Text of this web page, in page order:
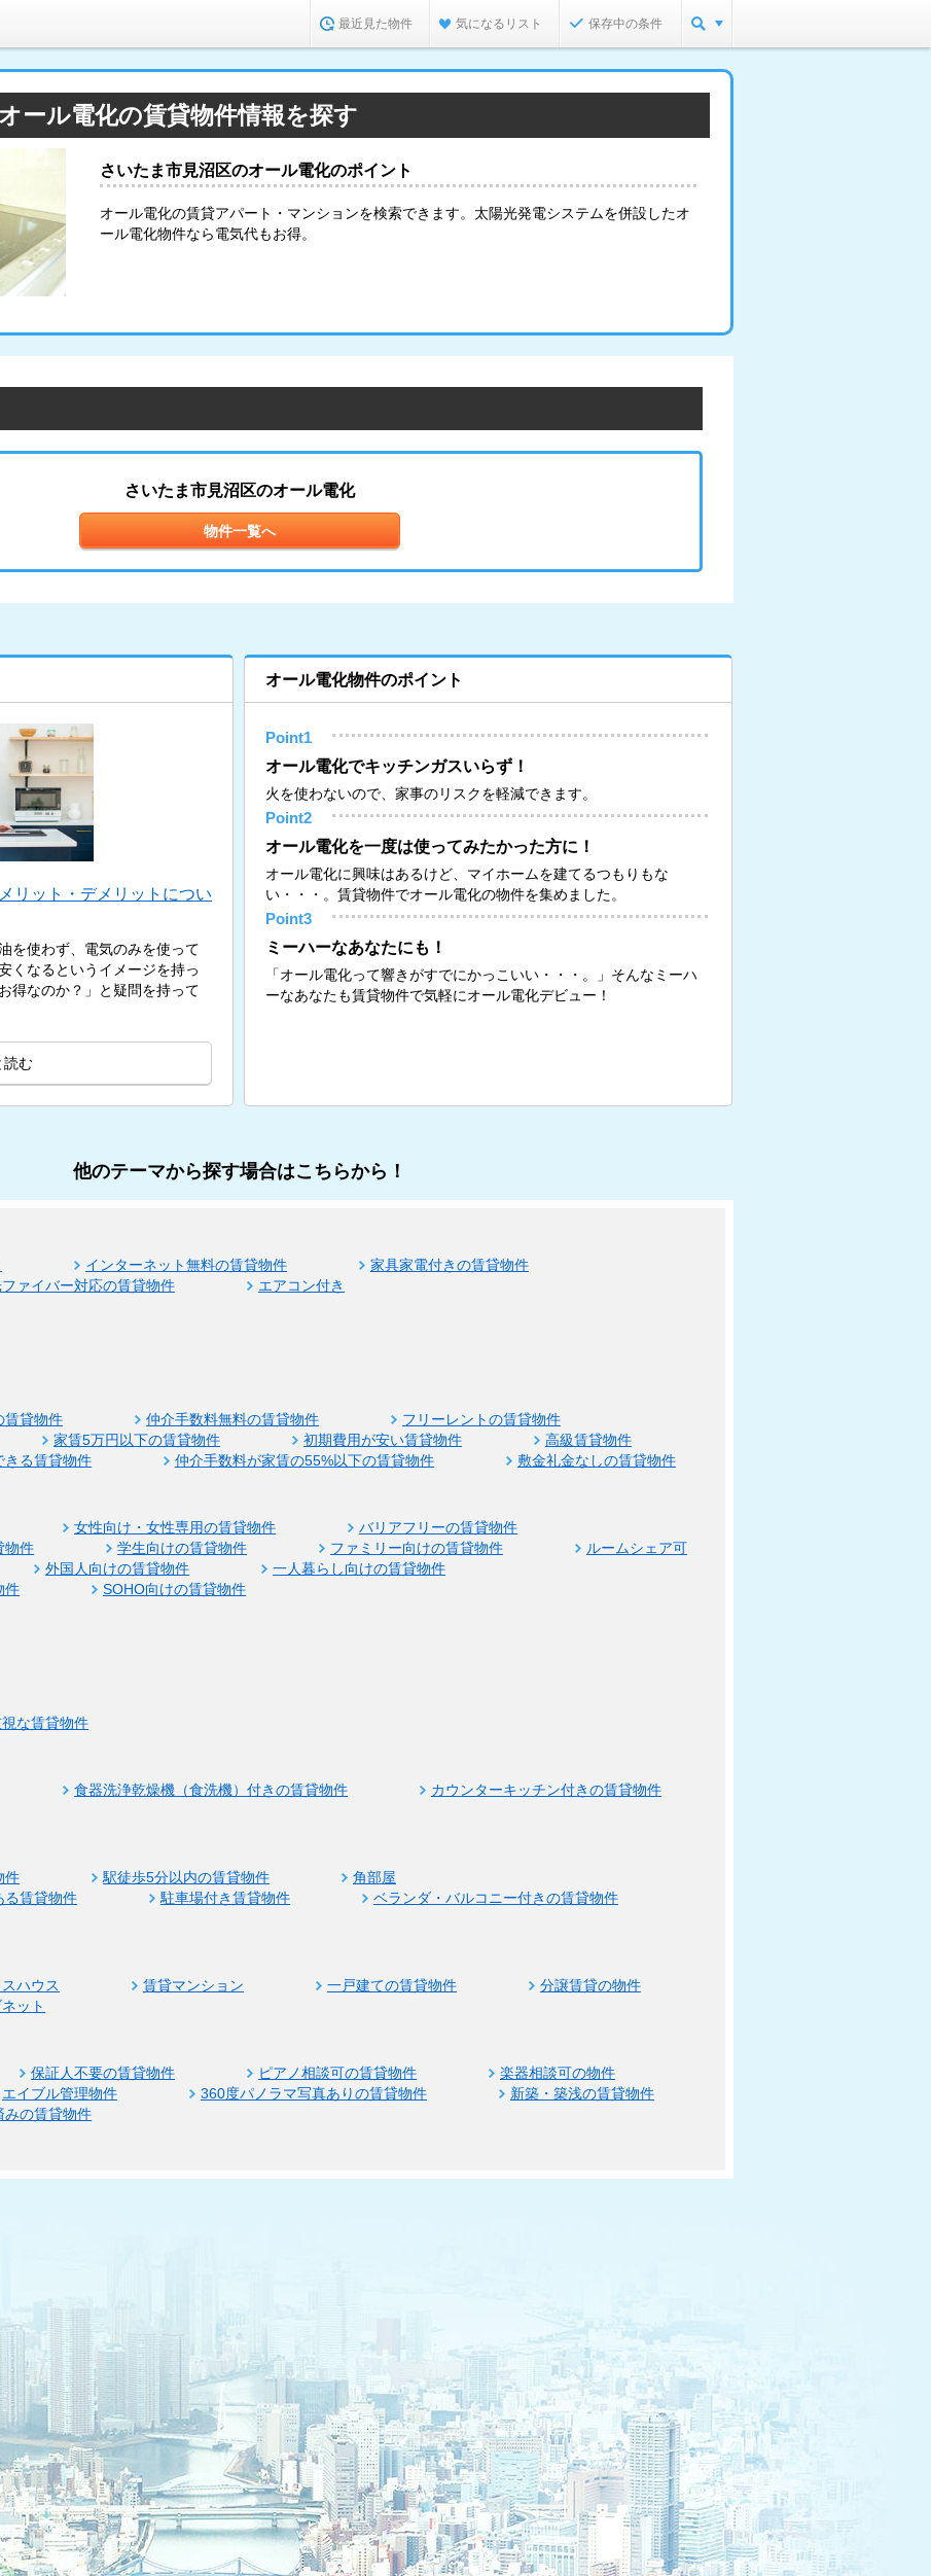
最近見た物件 気になるリスト 保存中の条件
ール電化の賃貸物件情報を探す
さいたま市見沼区のオール電化のポイント
オール電化の賃貸アパート・マンションを検索できます。太陽光発電システムを併設したオ
ール電化物件なら電気代もお得。
さいたま市見沼区のオール電化
物件一覧へ
リット・デメリットについ
を使わず、電気のみを使って
くなるというイメージを持っ
得なのか？」と疑問を持って
読む
オール電化物件のポイント
Point1
オール電化でキッチンガスいらず！
火を使わないので、家事のリスクを軽減できます。
Point2
オール電化を一度は使ってみたかった方に！
オール電化に興味はあるけど、マイホームを建てるつもりもな
い・・・。賃貸物件でオール電化の物件を集めました。
Point3
ミーハーなあなたにも！
「オール電化って響きがすでにかっこいい・・・。」そんなミーハ
ーなあなたも賃貸物件で気軽にオール電化デビュー！
他のテーマから探す場合はこちらから！
インターネット無料の賃貸物件
家具家電付きの賃貸物件
ァイバー対応の賃貸物件 エアコン付き
賃貸物件 仲介手数料無料の賃貸物件
フリーレントの賃貸物件
家賃5万円以下の賃貸物件 初期費用が安い賃貸物件
高級賃貸物件
きる賃貸物件
仲介手数料が家賃の55%以下の賃貸物件 敷金礼金なしの賃貸物件
女性向け・女性専用の賃貸物件
バリアフリーの賃貸物件
物件
学生向けの賃貸物件 ファミリー向けの賃貸物件
ルームシェア可
外国人向けの賃貸物件
一人暮らし向けの賃貸物件
件
SOHO向けの賃貸物件
な賃貸物件
食器洗浄乾燥機（食洗機）付きの賃貸物件
カウンターキッチン付きの賃貸物件
件 駅徒歩5分以内の賃貸物件
角部屋
る賃貸物件
駐車場付き賃貸物件
ベランダ・バルコニー付きの賃貸物件
ハウス 賃貸マンション 一戸建ての賃貸物件
分譲賃貸の物件
ネット
保証人不要の賃貸物件 ピアノ相談可の賃貸物件
楽器相談可の物件
エイブル管理物件 360度パノラマ写真ありの賃貸物件
新築・築浅の賃貸物件
みの賃貸物件